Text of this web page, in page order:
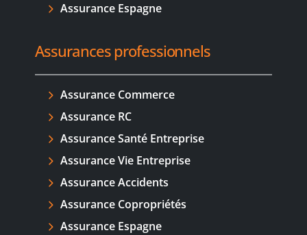
Assurance Espagne
Assurances professionnels
Assurance Commerce
Assurance RC
Assurance Santé Entreprise
Assurance Vie Entreprise
Assurance Accidents
Assurance Copropriétés
Assurance Espagne